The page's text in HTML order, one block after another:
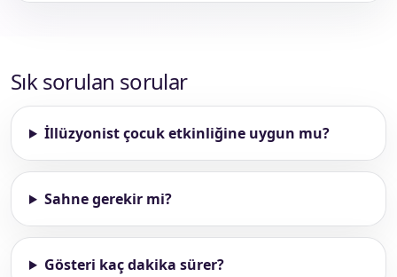
Sık sorulan sorular
İllüzyonist çocuk etkinliğine uygun mu?
Sahne gerekir mi?
Gösteri kaç dakika sürer?